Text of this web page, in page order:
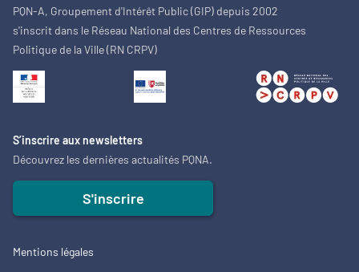
PQN-A, Groupement d'Intérêt Public (GIP) depuis 2002
s'inscrit dans le Réseau National des Centres de Ressources
Politique de la Ville (RN CRPV)
S’inscrire aux newsletters
Découvrez les dernières actualités PQNA.
S'inscrire
Mentions légales